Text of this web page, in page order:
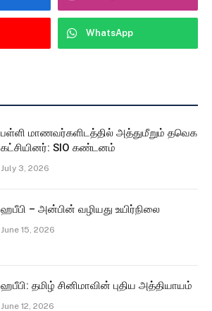
WhatsApp
பள்ளி மாணவர்களிடத்தில் அத்துமீறும் தவெக
கட்சியினர்: SIO கண்டனம்
July 3, 2026
ஹபீபி – அன்பின் வழியது உயிர்நிலை
June 15, 2026
ஹபீபி: தமிழ் சினிமாவின் புதிய அத்தியாயம்
June 12, 2026